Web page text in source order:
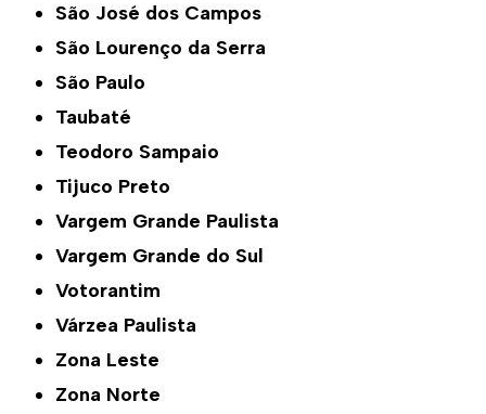
São José dos Campos
São Lourenço da Serra
São Paulo
Taubaté
Teodoro Sampaio
Tijuco Preto
Vargem Grande Paulista
Vargem Grande do Sul
Votorantim
Várzea Paulista
Zona Leste
Zona Norte